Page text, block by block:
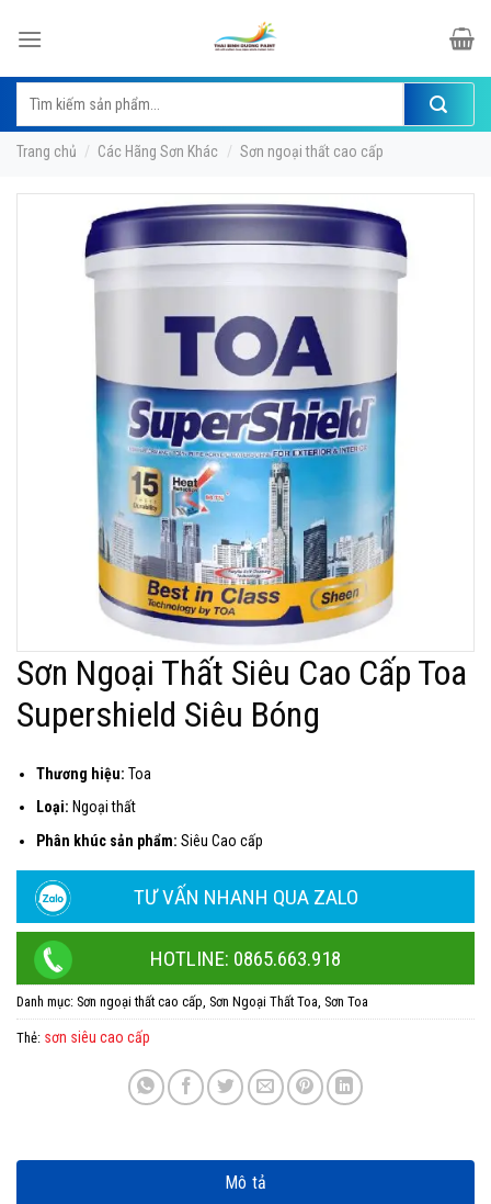
Tìm
kiếm:
Trang chủ / Các Hãng Sơn Khác / Sơn ngoại thất cao cấp
Sơn Ngoại Thất Siêu Cao Cấp Toa
Supershield Siêu Bóng
Thương hiệu: Toa
Loại: Ngoại thất
Phân khúc sản phẩm: Siêu Cao cấp
TƯ VẤN NHANH QUA ZALO
HOTLINE: 0865.663.918
Danh mục: Sơn ngoại thất cao cấp Sơn Ngoại Thất Toa Sơn Toa
Thẻ: sơn siêu cao cấp
Mô tả